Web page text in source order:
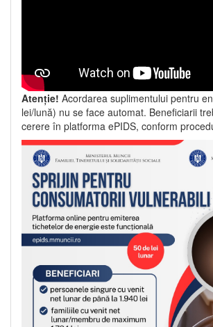
Atenție! Acordarea suplimentului pentru
lei/lună) nu se face automat. Beneficiarii
cerere în platforma ePIDS, conform